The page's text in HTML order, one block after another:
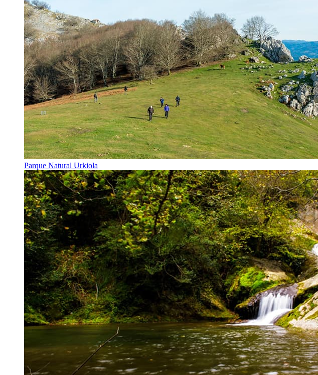
Parque Natural Urkiola